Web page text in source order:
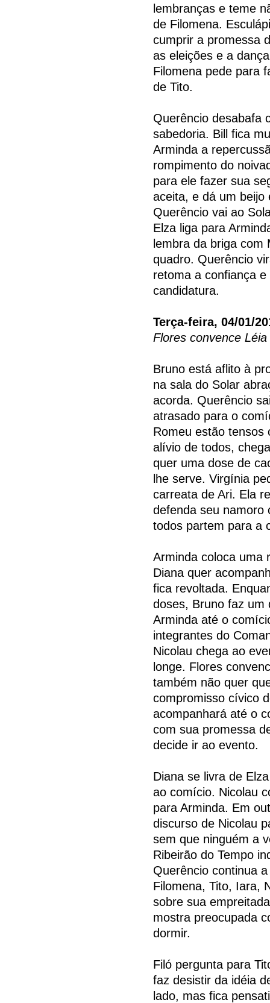
lembranças e teme
de Filomena.
cumprir a promessa
as eleições e a
Filomena pede para
de Tito.
Querêncio desabafa
sabedoria. Bill fica
Arminda a
rompimento do
para ele fazer sua
aceita, e dá um beijo
Querêncio vai ao
Elza liga para
lembra da briga com
quadro. Querêncio
retoma a confiança
candidatura.
Terça-feira, 04/01/
Flores convence
Bruno está aflito à
na sala do Solar
acorda. Querêncio
atrasado para o
Romeu estão tensos
alívio de todos,
quer uma dose de
lhe serve. Virgínia
carreata de Ari. Ela
defenda seu namoro
todos partem para a
Arminda coloca uma
Diana quer
fica revoltada.
doses, Bruno faz um
Arminda até o
integrantes do
Nicolau chega ao
longe. Flores
também não quer
compromisso cívico
acompanhará até o
com sua promessa
decide ir ao evento.
Diana se livra de
ao comício. Nicolau
para Arminda. Em
discurso de Nicolau
sem que ninguém a
Ribeirão do Tempo
Querêncio continua
Filomena, Tito, Iara,
sobre sua
mostra preocupada
dormir.
Filó pergunta para
faz desistir da idéia
lado, mas fica